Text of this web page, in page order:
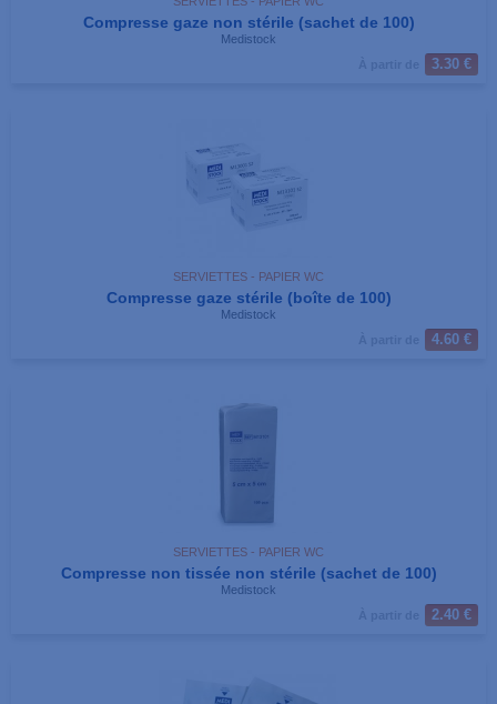
Compresse gaze non stérile (sachet de 100)
Medistock
3.30 €
SERVIETTES - PAPIER WC
Compresse gaze stérile (boîte de 100)
Medistock
4.60 €
SERVIETTES - PAPIER WC
Compresse non tissée non stérile (sachet de 100)
Medistock
2.40 €